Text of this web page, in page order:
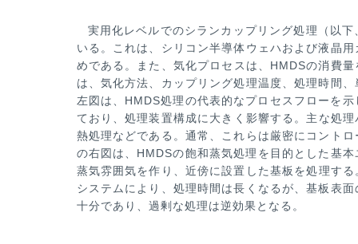
実用化レベルでのシランカップリング処理（以
いる。これは、シリコン半導体ウェハおよび液晶用
めである。また、気化プロセスは、HMDSの消費
は、気化方法、カップリング処理温度、処理時間
左図は、HMDS処理の代表的なプロ セスフローを
て おり、処理装置構成に大きく影響する。主な処
熱処理などである。通常、これらは厳密にコントロ
の右図は、HMDSの飽和蒸気処理を目的とした基
蒸気雰囲気を作り、近傍に設置した基板を処理す
システムにより、処理時間は長くな るが、基板表
十分であり、過剰な処理は逆効果となる。